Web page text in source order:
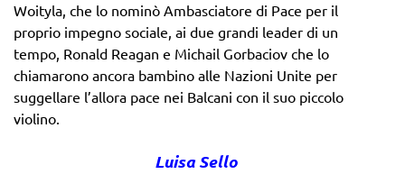
Woityla, che lo nominò Ambasciatore di Pace per il
proprio impegno sociale, ai due grandi leader di un
tempo, Ronald Reagan e Michail Gorbaciov che lo
chiamarono ancora bambino alle Nazioni Unite per
suggellare l’allora pace nei Balcani con il suo piccolo
violino.
Luisa Sello